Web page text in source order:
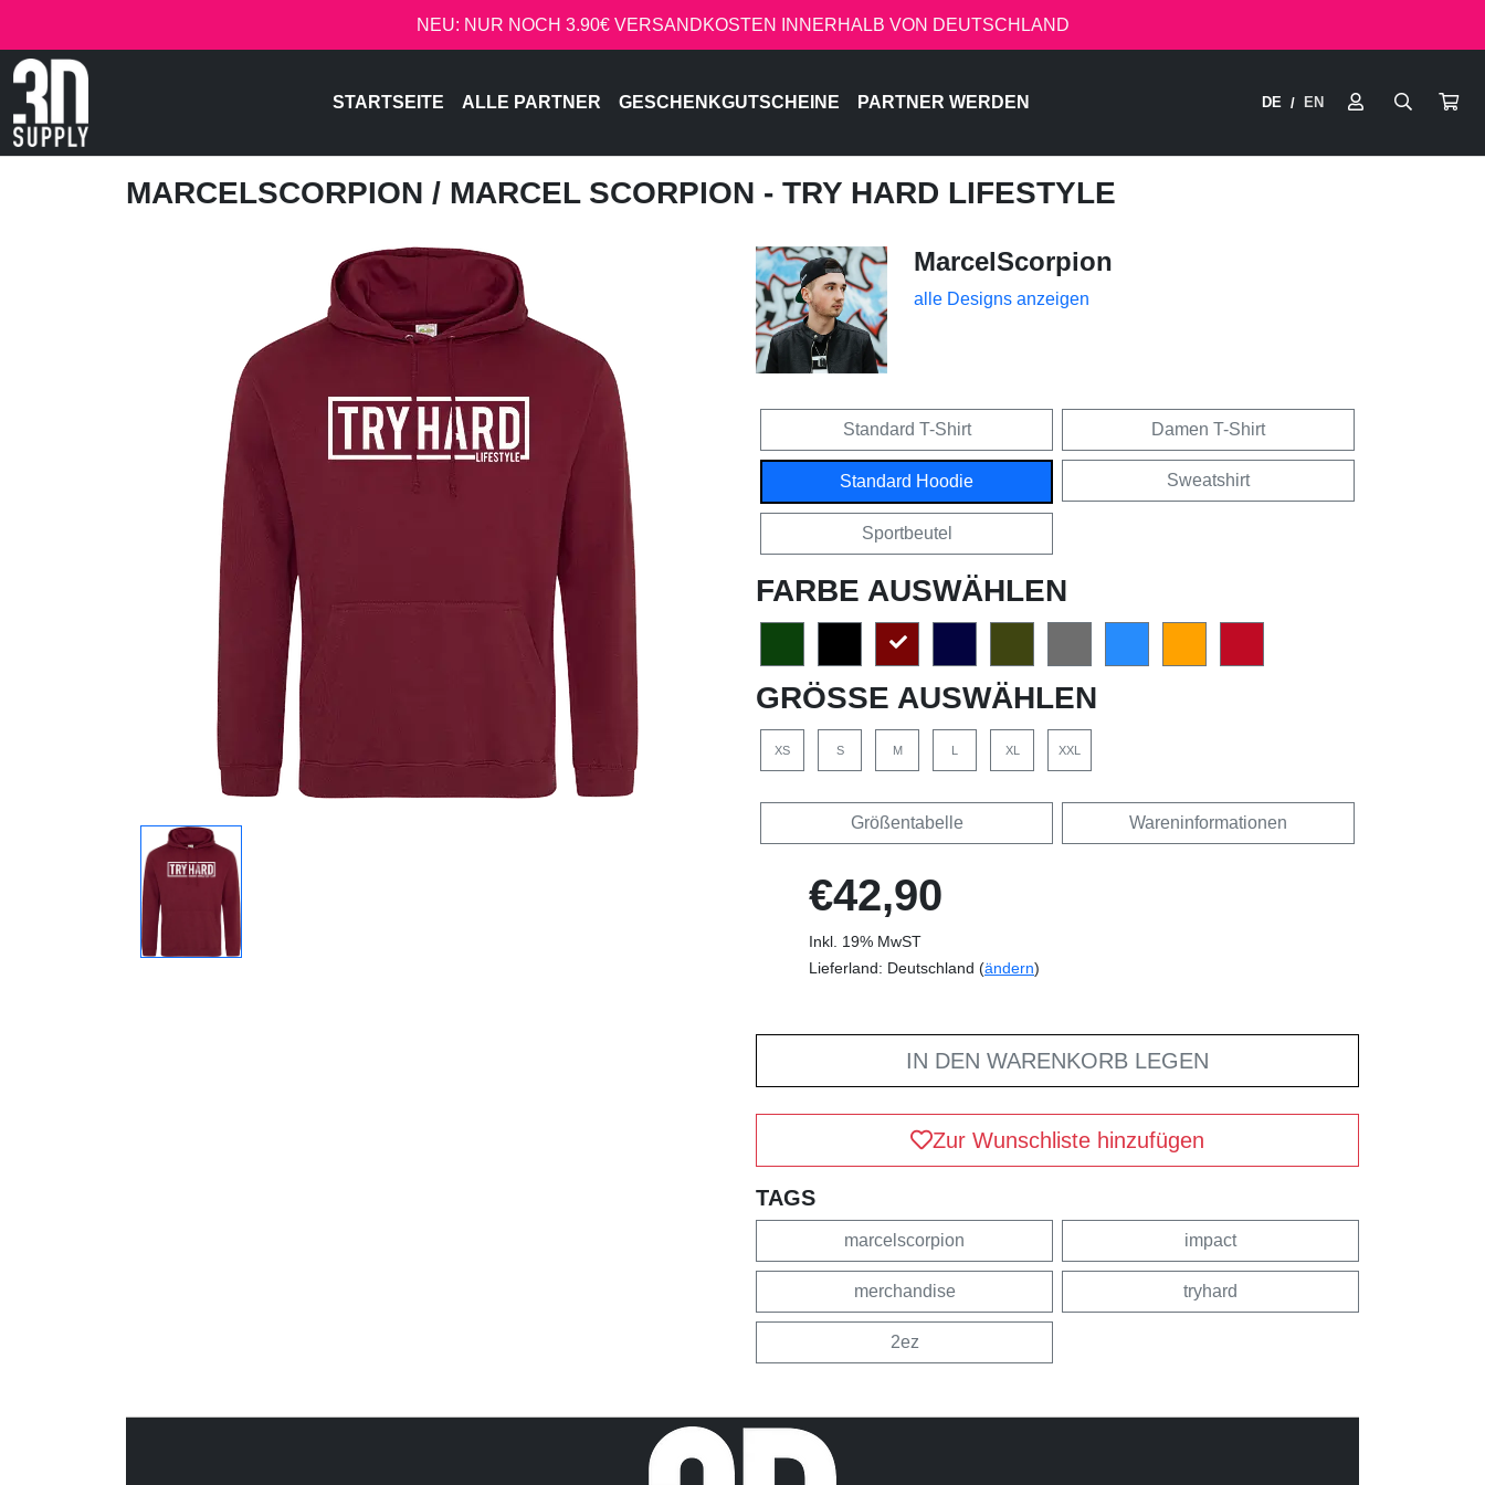
NEU: NUR NOCH 3.90€ VERSANDKOSTEN INNERHALB VON DEUTSCHLAND
STARTSEITE ALLE PARTNER GESCHENKGUTSCHEINE PARTNER WERDEN DE / EN
MARCELSCORPION / MARCEL SCORPION - TRY HARD LIFESTYLE
MarcelScorpion
alle Designs anzeigen
Standard T-Shirt Damen T-Shirt
Standard Hoodie Sweatshirt
Sportbeutel
FARBE AUSWÄHLEN
GRÖSSE AUSWÄHLEN
XS S M XL XXL
Größentabelle Wareninformationen
€42,90
Inkl. 19% MwST
Lieferland: Deutschland (ändern)
IN DEN WARENKORB LEGEN
Zur Wunschliste hinzufügen
TAGS
marcelscorpion impact
merchandise tryhard
2ez